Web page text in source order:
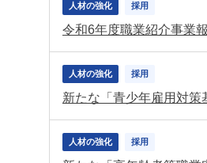
人材の強化 採用
令和6年度職業紹介事業
人材の強化 採用
新たな「青少年雇用対策
人材の強化 採用